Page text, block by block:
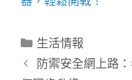
分
類
生活情報
防禦安全網上路